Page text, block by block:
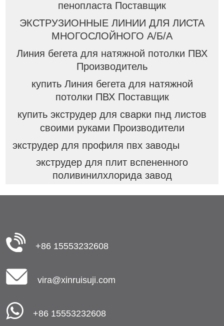
пенопласта Поставщик
ЭКСТРУЗИОННЫЕ ЛИНИИ ДЛЯ ЛИСТА
МНОГОСЛОЙНОГО А/Б/А
Линия бегета для натяжной потолки ПВХ
Производитель
купить Линия бегета для натяжной
потолки ПВХ Поставщик
купить экструдер для сварки пнд листов
своими руками Производители
экструдер для профиля пвх заводы
экструдер для плит вспененного
поливинилхлорида завод
+86 15553232608
vira@xinruisuji.com
+86 15553232608